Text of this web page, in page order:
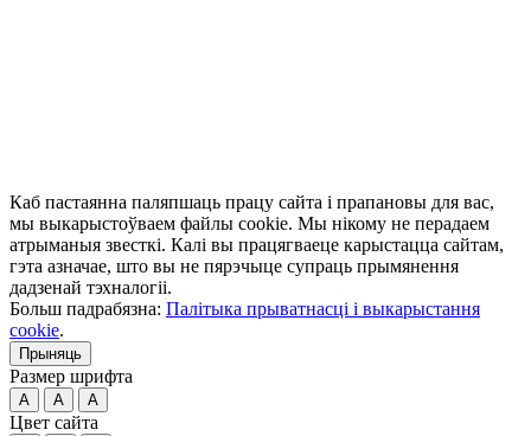
Каб пастаянна паляпшаць працу сайта і прапановы для вас,
мы выкарыстоўваем файлы cookie. Мы нікому не перадаем
атрыманыя звесткі. Калі вы працягваеце карыстацца сайтам,
гэта азначае, што вы не пярэчыце супраць прымянення
дадзенай тэхналогіі.
Больш падрабязна: Палітыка прыватнасці і выкарыстання
cookie.
Прыняць
Размер шрифта
A A A
Цвет сайта